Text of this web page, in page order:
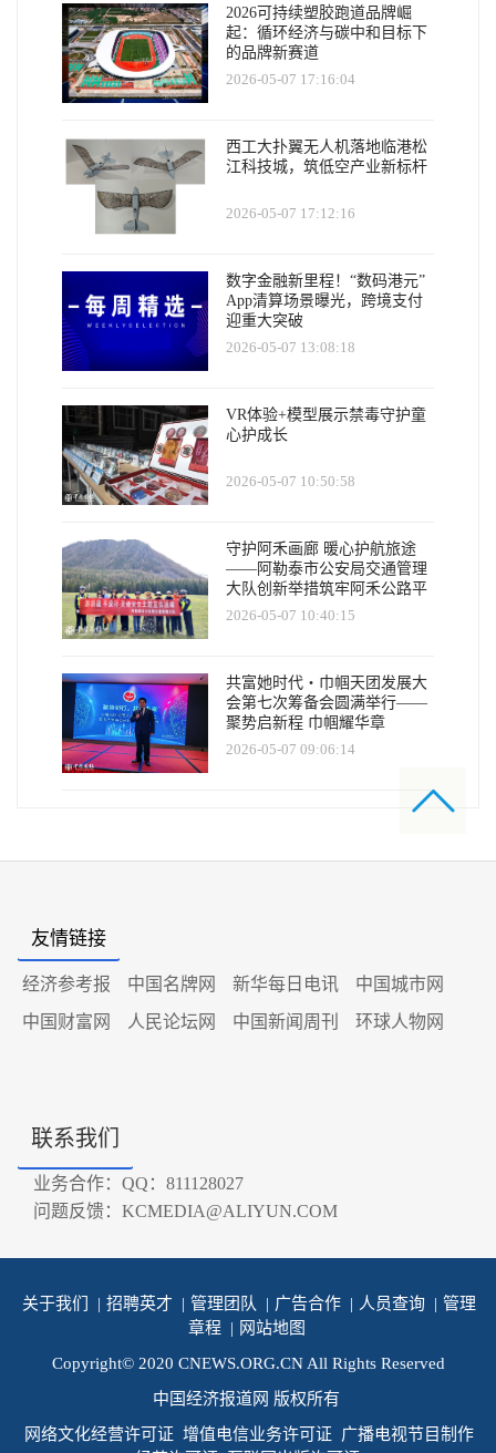
2026可持续塑胶跑道品牌崛
起：循环经济与碳中和目标下
的品牌新赛道
2026-05-07 17:16:04
西工大扑翼无人机落地临港松
江科技城，筑低空产业新标杆
2026-05-07 17:12:16
数字金融新里程！“数码港元”
App清算场景曝光，跨境支付
迎重大突破
2026-05-07 13:08:18
VR体验+模型展示禁毒守护童
心护成长
2026-05-07 10:50:58
守护阿禾画廊 暖心护航旅途
——阿勒泰市公安局交通管理
大队创新举措筑牢阿禾公路平
安防线
2026-05-07 10:40:15
共富她时代・巾帼天团发展大
会第七次筹备会圆满举行——
聚势启新程 巾帼耀华章
2026-05-07 09:06:14
友情链接
经济参考报 中国名牌网 新华每日电讯
中国城市网
中国财富网
人民论坛网 中国新闻周刊 环球人物网
联系我们
业务合作：QQ：811128027
问题反馈：KCMEDIA@ALIYUN.COM
关于我们 | 招聘英才 | 管理团队 | 广告合作 | 人员查询 | 管理
章程 | 网站地图
Copyright© 2020 CNEWS.ORG.CN All Rights Reserved
中国经济报道网 版权所有
网络文化经营许可证 增值电信业务许可证
广播电视节目制作